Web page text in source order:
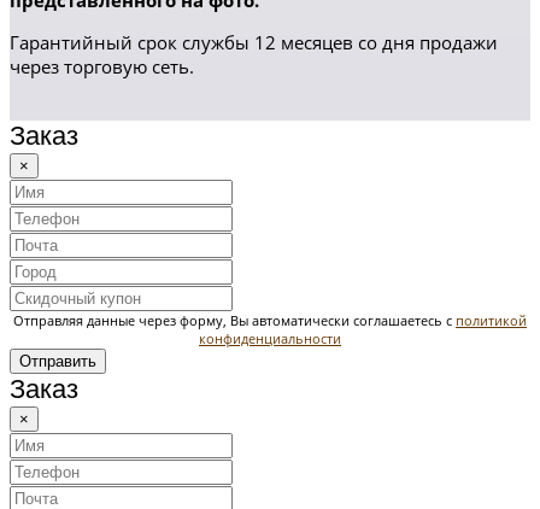
Гарантийный срок службы 12 месяцев со дня продажи
через торговую сеть.
Заказ
×
Отправляя данные через форму, Вы автоматически соглашаетесь с политикой
конфиденциальности
Отправить
Заказ
×